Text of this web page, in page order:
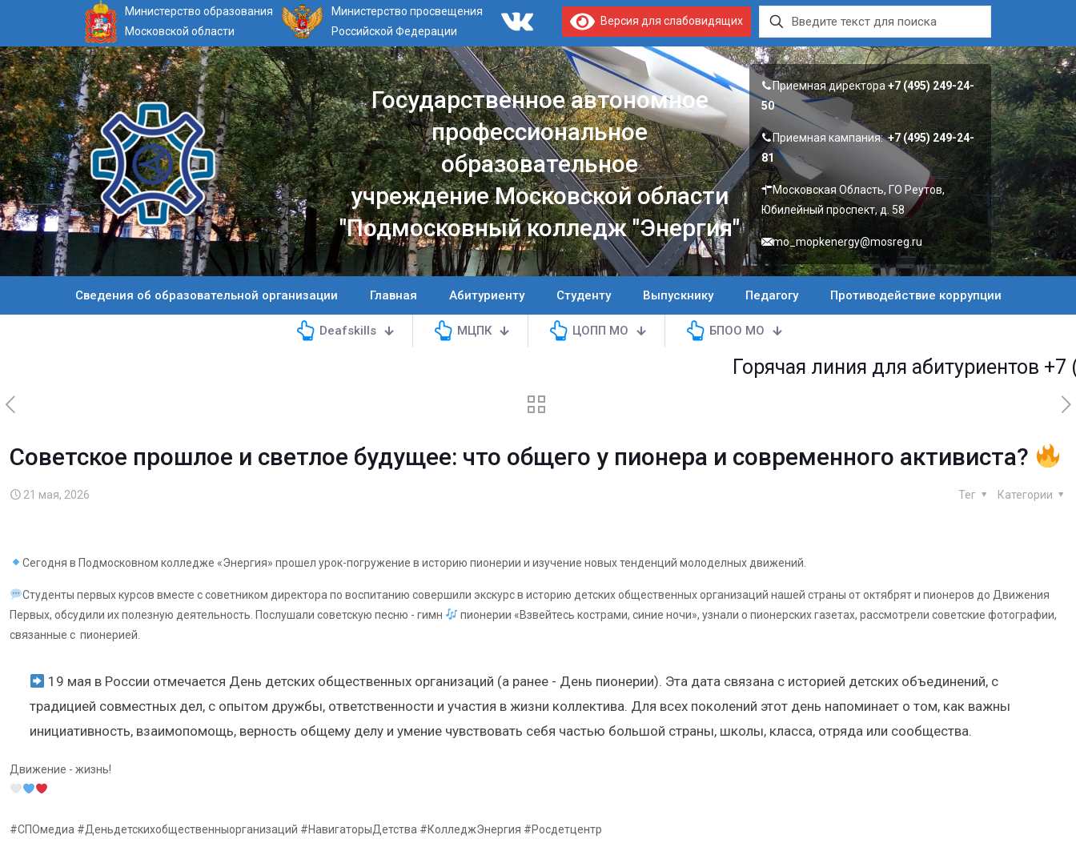
Министерство образования
Московской области
Министерство просвещения
Российской Федерации
Версия для слабовидящих
Государственное автономное
профессиональное
образовательное
учреждение Московской области
"Подмосковный колледж "Энергия"
Приемная директора+7 (495) 249-24-
50
Приемная кампания:+7 (495) 249-24-
81
Московская Область, ГО Реутов,
Юбилейный проспект, д. 58
mo_mopkenergy@mosreg.ru
Сведения об образовательной организации Главная Абитуриенту Студенту Выпускнику Педагогу Противодействие коррупции
Deafskills МЦПК ЦОПП МО БПОО МО
Горячая линия для абитуриентов+7
Советское прошлое и светлое будущее: что общего у пионера и современного активиста?
21 мая, 2026 Категории
Тег
Сегодня в Подмосковном колледже «Энергия» прошел урок-погружение в историю пионерии и изучение новых тенденций молоделных движений.
Студенты первых курсов вместе с советником директора по воспитанию совершили экскурс в историю детских общественных организаций нашей страны от октябрят и пионеров до Движения
Первых, обсудили их полезную деятельность. Послушали советскую песню - гимн
пионерии «Взвейтесь кострами, синие ночи», узнали о пионерских газетах, рассмотрели советские фотографии,
связанные с пионерией.
19 мая в России отмечается День детских общественных организаций (а ранее - День пионерии). Эта дата связана с историей детских объединений, с
традицией совместных дел, с опытом дружбы, ответственности и участия в жизни коллектива. Для всех поколений этот день напоминает о том, как важны
инициативность, взаимопомощь, верность общему делу и умение чувствовать себя частью большой страны, школы, класса, отряда или сообщества.
Движение - жизнь!
#СПОмедиа #Деньдетскихобщественныорганизаций #НавигаторыДетства #КолледжЭнергия #Росдетцентр